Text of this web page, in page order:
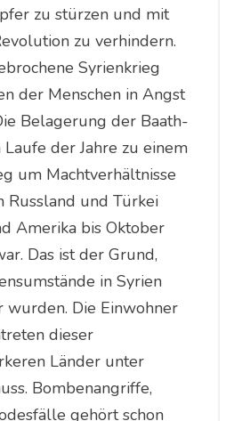
zu stürzen und mit
zu verhindern.
Syrienkrieg
der Menschen in Angst
Belagerung der Baath-
der Jahre zu einem
um Machtverhältnisse
Russland und Türkei
Amerika bis Oktober
Das ist der Grund,
in Syrien
wurden. Die Einwohner
dieser
Länder unter
Bombenangriffe,
gehört schon